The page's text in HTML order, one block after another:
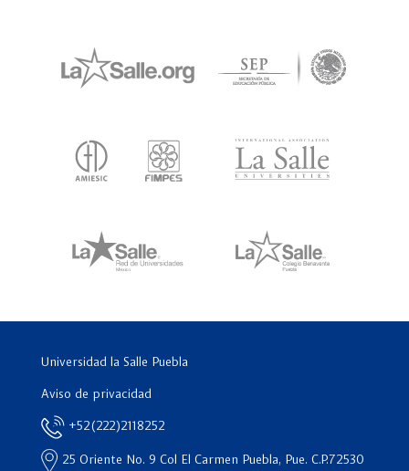
Universidad la Salle Puebla
Aviso de privacidad
+52(222)2118252
25 Oriente No. 9 Col El Carmen Puebla, Pue. C.P.72530